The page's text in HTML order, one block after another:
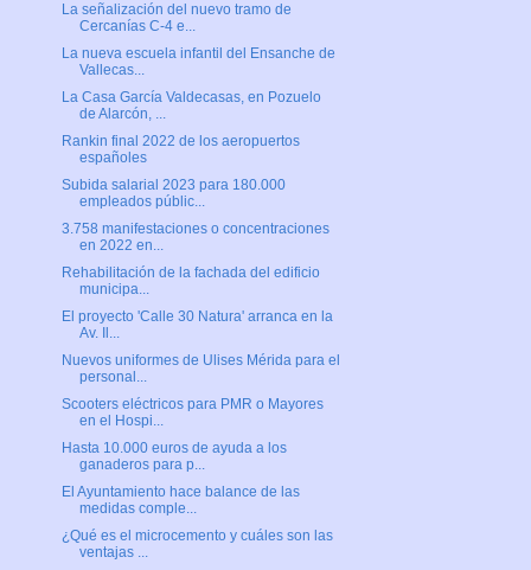
La señalización del nuevo tramo de
Cercanías C-4 e...
La nueva escuela infantil del Ensanche de
Vallecas...
La Casa García Valdecasas, en Pozuelo
de Alarcón, ...
Rankin final 2022 de los aeropuertos
españoles
Subida salarial 2023 para 180.000
empleados públic...
3.758 manifestaciones o concentraciones
en 2022 en...
Rehabilitación de la fachada del edificio
municipa...
El proyecto 'Calle 30 Natura' arranca en la
Av. Il...
Nuevos uniformes de Ulises Mérida para el
personal...
Scooters eléctricos para PMR o Mayores
en el Hospi...
Hasta 10.000 euros de ayuda a los
ganaderos para p...
El Ayuntamiento hace balance de las
medidas comple...
¿Qué es el microcemento y cuáles son las
ventajas ...